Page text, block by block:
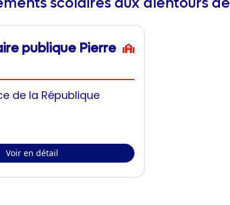
publique Pierre
de la République
Voir en détail